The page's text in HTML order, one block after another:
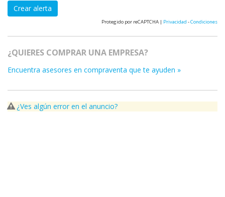
Crear alerta
Protegido por reCAPTCHA | Privacidad -Condiciones
¿QUIERES COMPRAR UNA EMPRESA?
Encuentra asesores en compraventa que te ayuden »
¿Ves algún error en el anuncio?